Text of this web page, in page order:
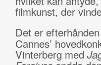
filmkunst, der
Det er
Cannes’
Vinterberg med